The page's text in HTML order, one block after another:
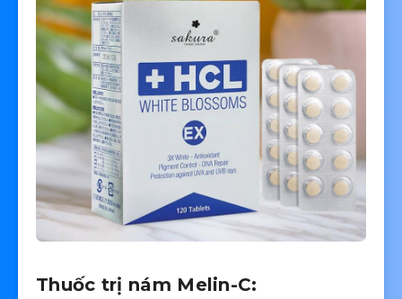
Thuốc trị nám Melin-C: